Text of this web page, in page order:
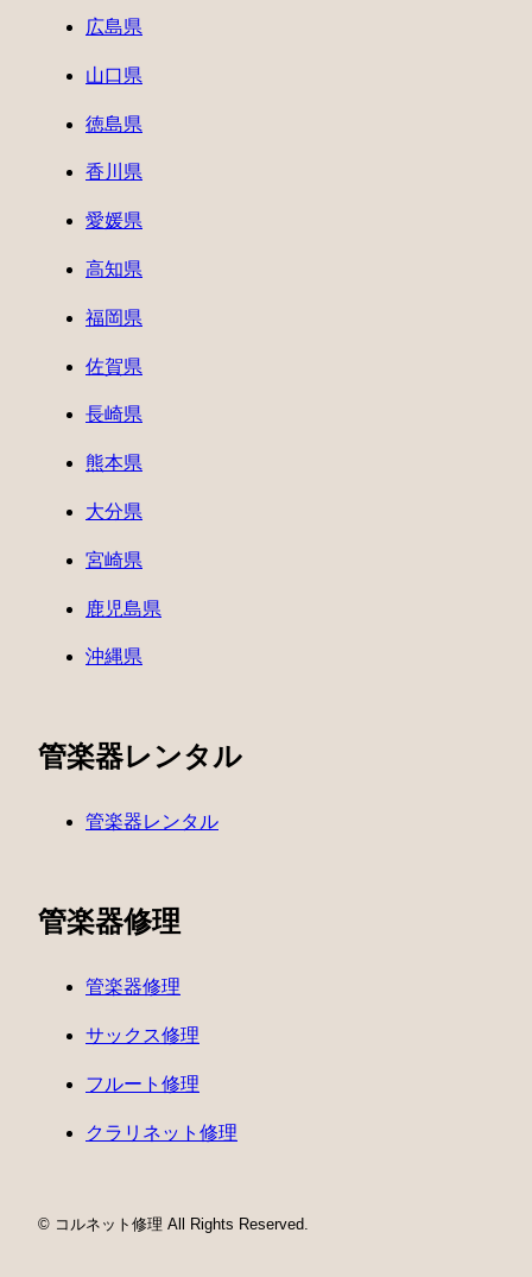
広島県
山口県
徳島県
香川県
愛媛県
高知県
福岡県
佐賀県
長崎県
熊本県
大分県
宮崎県
鹿児島県
沖縄県
管楽器レンタル
管楽器レンタル
管楽器修理
管楽器修理
サックス修理
フルート修理
クラリネット修理
© コルネット修理 All Rights Reserved.